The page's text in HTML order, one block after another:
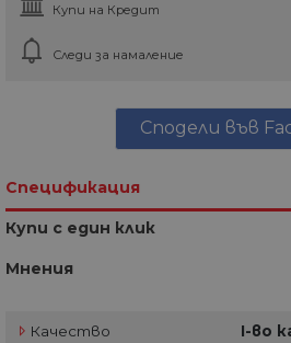
Купи на Кредит
Следи за намаление
Сподели във
Спецификация
Купи с един клик
Мнения
Качество I-во